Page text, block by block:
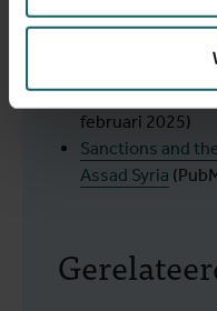
Irrational
cross-sectional
het Instituut
februari 2025)
Sanctions and
Assad Syria